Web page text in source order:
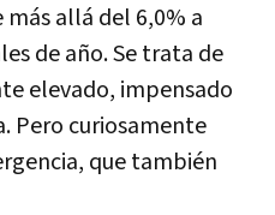
más allá del 6,0% a
de año. Se trata de
elevado, impensado
Pero curiosamente
que también